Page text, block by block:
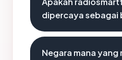
dipercaya sebagai
Negara mana yang